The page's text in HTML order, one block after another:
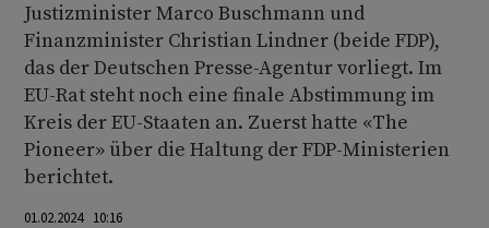
Justizminister Marco Buschmann und
Finanzminister Christian Lindner (beide FDP),
das der Deutschen Presse-Agentur vorliegt. Im
EU-Rat steht noch eine finale Abstimmung im
Kreis der EU-Staaten an. Zuerst hatte «The
Pioneer» über die Haltung der FDP-Ministerien
berichtet.
01.02.2024 10:16